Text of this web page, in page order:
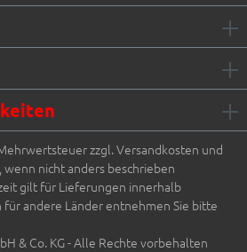
zzgl. Versandkosten und
nicht anders beschrieben
gilt für Lieferungen innerhalb
andere Länder entnehmen Sie bitte
& Co. KG - Alle Rechte vorbehalten